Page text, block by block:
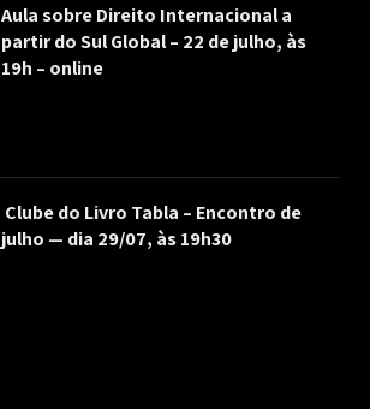
Aula sobre Direito Internacional a
partir do Sul Global – 22 de julho, às
19h – online
Clube do Livro Tabla – Encontro de
julho — dia 29/07, às 19h30